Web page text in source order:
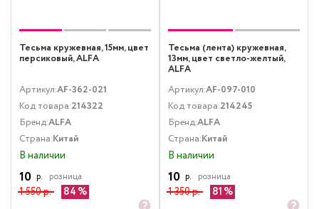
Тесьма кружевная, 15мм, цвет
персиковый, ALFA
Артикул:AF-362-021
Код товара:214322
Бренд:ALFA
Страна:Китай
В наличии
10 р. розница
1 550 р. 84
Тесьма (лента) кружевная,
13мм, цвет светло-желтый,
ALFA
Артикул:AF-097-010
Код товара:214245
Бренд:ALFA
Страна:Китай
В наличии
10 р. розница
1 350 р. 81